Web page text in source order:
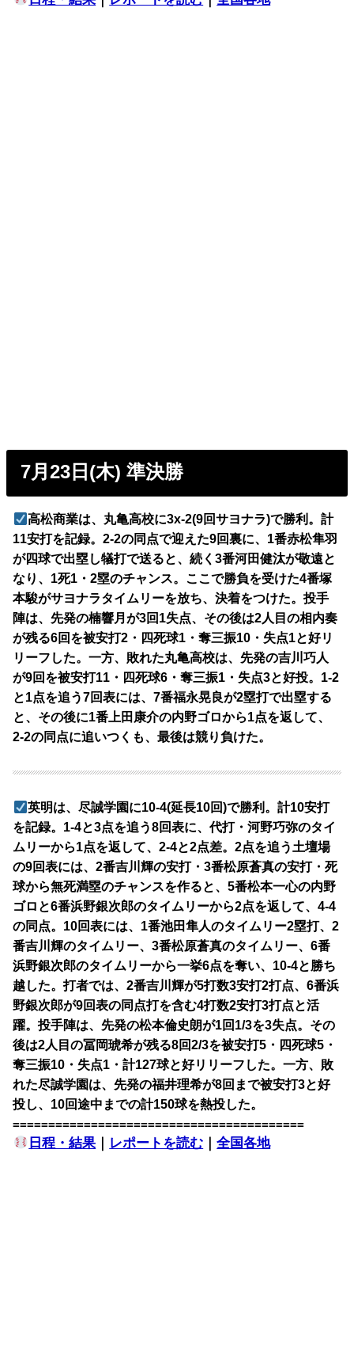
7月23日(木) 準決勝
高松商業は、丸亀高校に3x-2(9回サヨナラ)で勝利。計
11安打を記録。2-2の同点で迎えた9回裏に、1番赤松隼羽
が四球で出塁し犠打で送ると、続く3番河田健汰が敬遠と
なり、1死1・2塁のチャンス。ここで勝負を受けた4番塚
本駿がサヨナラタイムリーを放ち、決着をつけた。投手
陣は、先発の楠響月が3回1失点、その後は2人目の相内奏
が残る6回を被安打2・四死球1・奪三振10・失点1と好リ
リーフした。一方、敗れた丸亀高校は、先発の吉川巧人
が9回を被安打11・四死球6・奪三振1・失点3と好投。1-2
と1点を追う7回表には、7番福永晃良が2塁打で出塁する
と、その後に1番上田康介の内野ゴロから1点を返して、
2-2の同点に追いつくも、最後は競り負けた。
英明は、尽誠学園に10-4(延長10回)で勝利。計10安打
を記録。1-4と3点を追う8回表に、代打・河野巧弥のタイ
ムリーから1点を返して、2-4と2点差。2点を追う土壇場
の9回表には、2番吉川輝の安打・3番松原蒼真の安打・死
球から無死満塁のチャンスを作ると、5番松本一心の内野
ゴロと6番浜野銀次郎のタイムリーから2点を返して、4-4
の同点。10回表には、1番池田隼人のタイムリー2塁打、2
番吉川輝のタイムリー、3番松原蒼真のタイムリー、6番
浜野銀次郎のタイムリーから一挙6点を奪い、10-4と勝ち
越した。打者では、2番吉川輝が5打数3安打2打点、6番浜
野銀次郎が9回表の同点打を含む4打数2安打3打点と活
躍。投手陣は、先発の松本倫史朗が1回1/3を3失点。その
後は2人目の冨岡琥希が残る8回2/3を被安打5・四死球5・
奪三振10・失点1・計127球と好リリーフした。一方、敗
れた尽誠学園は、先発の福井理希が8回まで被安打3と好
投し、10回途中までの計150球を熱投した。
=========================================
日程・結果｜ レポートを読む ｜全国各地